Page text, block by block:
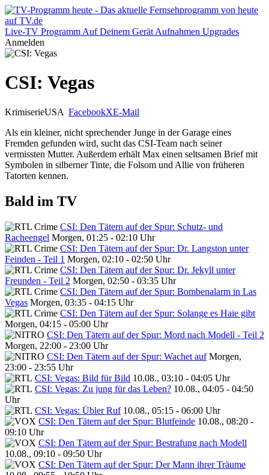
Live-TV Programm Auf Deinem Gerät Aufnahmen Upgrades
Anmelden
CSI: Vegas
KrimiserieUSA FacebookXE-Mail
Als ein kleiner, nicht sprechender Junge in der Garage eines
Fremden gefunden wird, sucht das CSI-Team nach seiner
vermissten Mutter. Außerdem erhält Max einen seltsamen Brief mit
Symbolen in silberner Tinte, die Folsom und Allie von früheren
Tatorten kennen.
Bald im TV
CSI: Den Tätern auf der Spur: Schutz- und
Racheengel Morgen, 01:25 - 02:10 Uhr
CSI: Den Tätern auf der Spur: Dr. Langston unter
Feinden - Teil 1 Morgen, 02:10 - 02:50 Uhr
CSI: Den Tätern auf der Spur: Dr. Jekyll unter
Freunden - Teil 2 Morgen, 02:50 - 03:35 Uhr
CSI: Den Tätern auf der Spur: Bombenalarm in Las
Vegas Morgen, 03:35 - 04:15 Uhr
CSI: Den Tätern auf der Spur: Solange es Haie gibt
Morgen, 04:15 - 05:00 Uhr
CSI: Den Tätern auf der Spur: Mord nach Modell - Teil 2
Morgen, 22:00 - 23:00 Uhr
CSI: Den Tätern auf der Spur: Wachet auf Morgen,
23:00 - 23:55 Uhr
CSI: Vegas: Bild für Bild 10.08., 03:10 - 04:05 Uhr
CSI: Vegas: Zu jung für das Leben? 10.08., 04:05 - 04:50
Uhr
CSI: Vegas: Übler Ruf 10.08., 05:15 - 06:00 Uhr
CSI: Den Tätern auf der Spur: Blutfeinde 10.08., 08:20 -
09:10 Uhr
CSI: Den Tätern auf der Spur: Bestrafung nach Modell
10.08., 09:10 - 09:50 Uhr
CSI: Den Tätern auf der Spur: Der Mann ihrer Träume